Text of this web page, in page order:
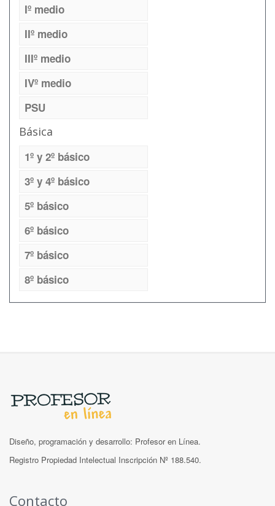
Iº medio
IIº medio
IIIº medio
IVº medio
PSU
Básica
1º y 2º básico
3º y 4º básico
5º básico
6º básico
7º básico
8º básico
Diseño, programación y desarrollo: Profesor en Línea.
Registro Propiedad Intelectual Inscripción Nº 188.540.
Contacto